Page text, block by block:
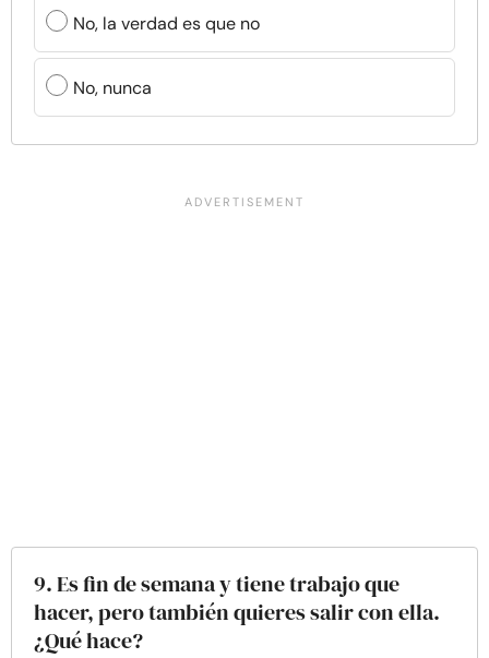
No, la verdad es que no
No, nunca
9. Es fin de semana y tiene trabajo que
hacer, pero también quieres salir con ella.
¿Qué hace?